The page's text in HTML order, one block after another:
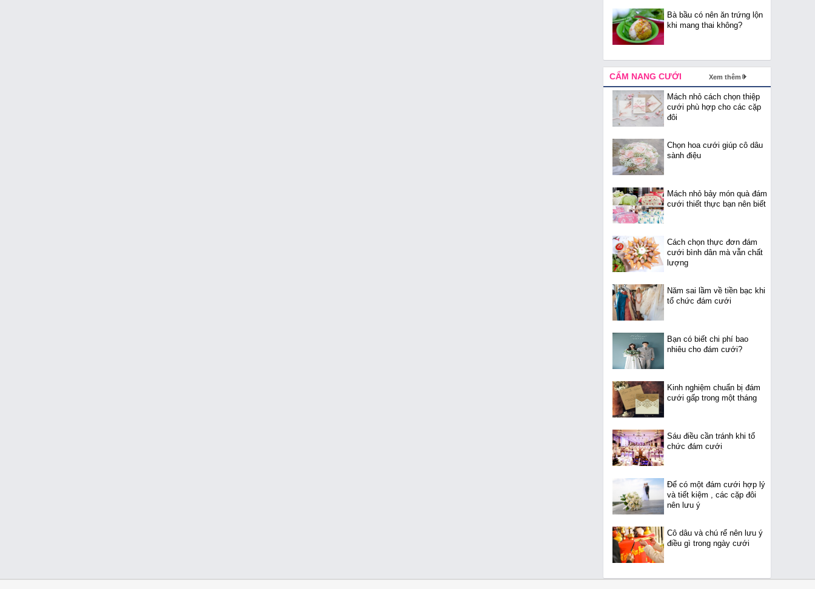
Bà bầu có nên ăn trứng lộn
khi mang thai không?
CẨM NANG CƯỚI Xem thêm
Mách nhỏ cách chọn thiệp
cưới phù hợp cho các cặp
đôi
Chọn hoa cưới giúp cô dâu
sành điệu
Mách nhỏ bảy món quà đám
cưới thiết thực bạn nên biết
Cách chọn thực đơn đám
cưới bình dân mà vẫn chất
lượng
Năm sai lầm về tiền bạc khi
tổ chức đám cưới
Bạn có biết chi phí bao
nhiêu cho đám cưới?
Kinh nghiệm chuẩn bị đám
cưới gấp trong một tháng
Sáu điều cần tránh khi tổ
chức đám cưới
Để có một đám cưới hợp lý
và tiết kiệm , các cặp đôi
nên lưu ý
Cô dâu và chú rể nên lưu ý
điều gì trong ngày cưới